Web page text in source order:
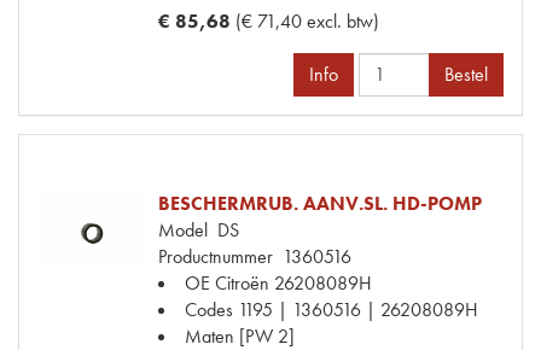
€ 85,68 (€ 71,40 excl. btw)
Info Bestel
BESCHERMRUB. AANV.SL. HD-POMP
Model DS
Productnummer 1360516
OE Citroën 26208089H
Codes 1195 | 1360516 | 26208089H
Maten [PW 2]